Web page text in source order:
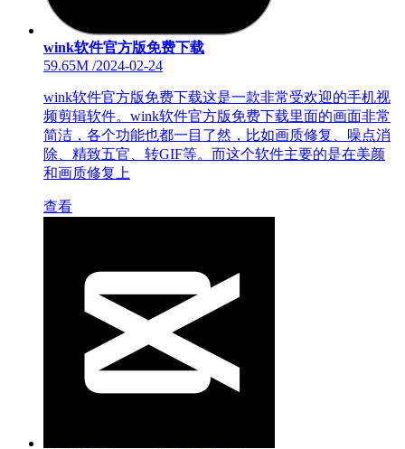
wink软件官方版免费下载
59.65M /2024-02-24
wink软件官方版免费下载这是一款非常受欢迎的手机视
频剪辑软件。wink软件官方版免费下载里面的画面非常
简洁，各个功能也都一目了然，比如画质修复、噪点消
除、精致五官、转GIF等。而这个软件主要的是在美颜
和画质修复上
查看